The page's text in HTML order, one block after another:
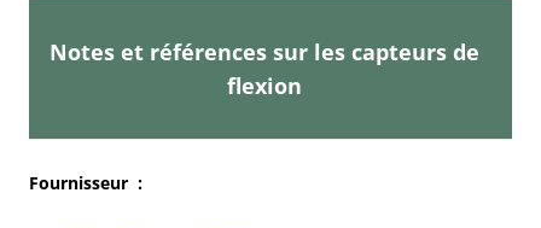
Notes et références sur les capteurs de
flexion
Fournisseur :